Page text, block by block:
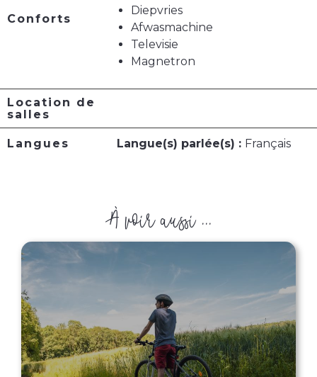
Conforts
Diepvries
Afwasmachine
Televisie
Magnetron
Location de
salles
Langues Langue(s) parlée(s) : Français
À voir aussi ...